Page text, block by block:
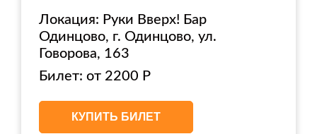
Локация: Руки Вверх! Бар
Одинцово, г. Одинцово, ул.
Говорова, 163
Билет: от 2200 Р
КУПИТЬ БИЛЕТ